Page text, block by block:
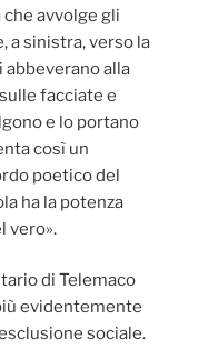
avvolge gli
a sinistra, verso la
alla
facciate e
e lo portano
così un
poetico del
ha la potenza
vero».
di Telemaco
evidentemente
sociale.